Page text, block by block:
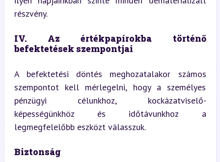
részvény.
IV. Az értékpapírokba történő
befektetések szempontjai
A befektetési döntés meghozatalakor számos
szempontot kell mérlegelni, hogy a személyes
pénzügyi célunkhoz, kockázatviselő-
képességünkhöz és időtávunkhoz a
legmegfelelőbb eszközt válasszuk.
Biztonság